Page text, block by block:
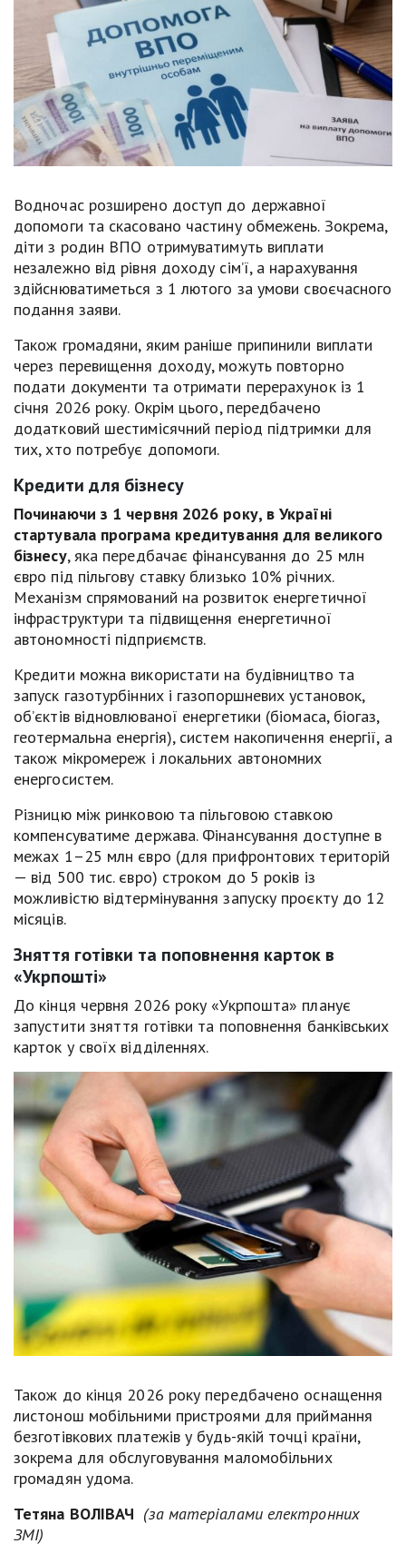
Водночас розширено доступ до державної
допомоги та скасовано частину обмежень. Зокрема,
діти з родин ВПО отримуватимуть виплати
незалежно від рівня доходу сім’ї, а нарахування
здійснюватиметься з 1 лютого за умови своєчасного
подання заяви.
Також громадяни, яким раніше припинили виплати
через перевищення доходу, можуть повторно
подати документи та отримати перерахунок із 1
січня 2026 року. Окрім цього, передбачено
додатковий шестимісячний період підтримки для
тих, хто потребує допомоги.
Кредити для бізнесу
Починаючи з 1 червня 2026 року, в Україні
стартувала програма кредитування для великого
бізнесу, яка передбачає фінансування до 25 млн
євро під пільгову ставку близько 10% річних.
Механізм спрямований на розвиток енергетичної
інфраструктури та підвищення енергетичної
автономності підприємств.
Кредити можна використати на будівництво та
запуск газотурбінних і газопоршневих установок,
об’єктів відновлюваної енергетики (біомаса, біогаз,
геотермальна енергія), систем накопичення енергії, а
також мікромереж і локальних автономних
енергосистем.
Різницю між ринковою та пільговою ставкою
компенсуватиме держава. Фінансування доступне в
межах 1–25 млн євро (для прифронтових територій
— від 500 тис. євро) строком до 5 років із
можливістю відтермінування запуску проєкту до 12
місяців.
Зняття готівки та поповнення карток в
«Укрпошті»
До кінця червня 2026 року «Укрпошта» планує
запустити зняття готівки та поповнення банківських
карток у своїх відділеннях.
Також до кінця 2026 року передбачено оснащення
листонош мобільними пристроями для приймання
безготівкових платежів у будь-якій точці країни,
зокрема для обслуговування маломобільних
громадян удома.
Тетяна ВОЛІВАЧ (за матеріалами електронних
ЗМІ)